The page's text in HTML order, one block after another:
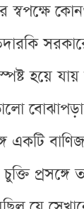
হয়ে
একটি
প্রসঙ্গে